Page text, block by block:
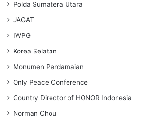
Polda Sumatera Utara
JAGAT
IWPG
Korea Selatan
Monumen Perdamaian
Only Peace Conference
Country Director of HONOR Indonesia
Norman Chou